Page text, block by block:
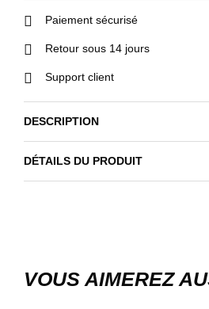
Paiement sécurisé
Retour sous 14 jours
Support client
DESCRIPTION
DÉTAILS DU PRODUIT
VOUS AIMEREZ